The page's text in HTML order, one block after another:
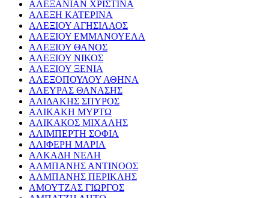
ΑΛΕΞΑΝΙΑΝ ΧΡΙΣΤΙΝΑ
ΑΛΕΞΗ ΚΑΤΕΡΙΝΑ
ΑΛΕΞΙΟΥ ΑΓΗΣΙΛΑΟΣ
ΑΛΕΞΙΟΥ ΕΜΜΑΝΟΥΕΛΑ
ΑΛΕΞΙΟΥ ΘΑΝΟΣ
ΑΛΕΞΙΟΥ ΝΙΚΟΣ
ΑΛΕΞΙΟΥ ΞΕΝΙΑ
ΑΛΕΞΟΠΟΥΛΟΥ ΑΘΗΝΑ
ΑΛΕΥΡΑΣ ΘΑΝΑΣΗΣ
ΑΛΙΔΑΚΗΣ ΣΠΥΡΟΣ
ΑΛΙΚΑΚΗ ΜΥΡΤΩ
ΑΛΙΚΑΚΟΣ ΜΙΧΑΛΗΣ
ΑΛΙΜΠΕΡΤΗ ΣΟΦΙΑ
ΑΛΙΦΕΡΗ ΜΑΡΙΑ
ΑΛΚΑΔΗ ΝΕΛΗ
ΑΛΜΠΑΝΗΣ ΑΝΤΙΝΟΟΣ
ΑΛΜΠΑΝΗΣ ΠΕΡΙΚΛΗΣ
ΑΜΟΥΤΖΑΣ ΓΙΩΡΓΟΣ